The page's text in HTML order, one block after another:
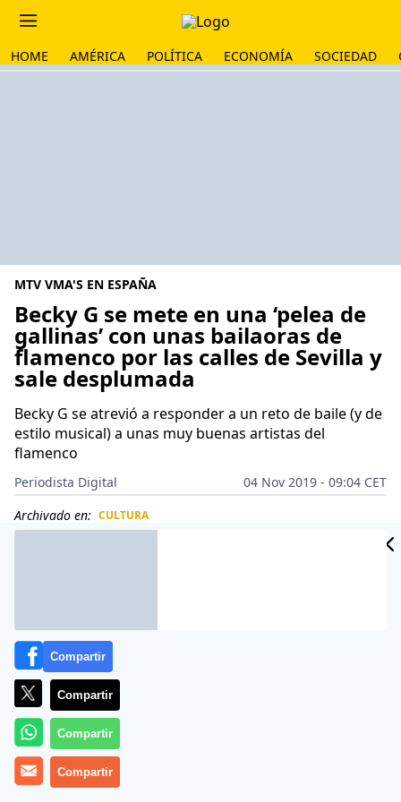
HOME AMÉRICA POLÍTICA ECONOMÍA SOCIEDAD
MTV VMA'S EN ESPAÑA
Becky G se mete en una ‘pelea de
gallinas’ con unas bailaoras de
flamenco por las calles de Sevilla y
sale desplumada
Becky G se atrevió a responder a un reto de baile (y de
estilo musical) a unas muy buenas artistas del
flamenco
Periodista Digital
04 Nov 2019 - 09:04 CET
Archivado en: CULTURA
Compartir
Compartir
Compartir
Compartir